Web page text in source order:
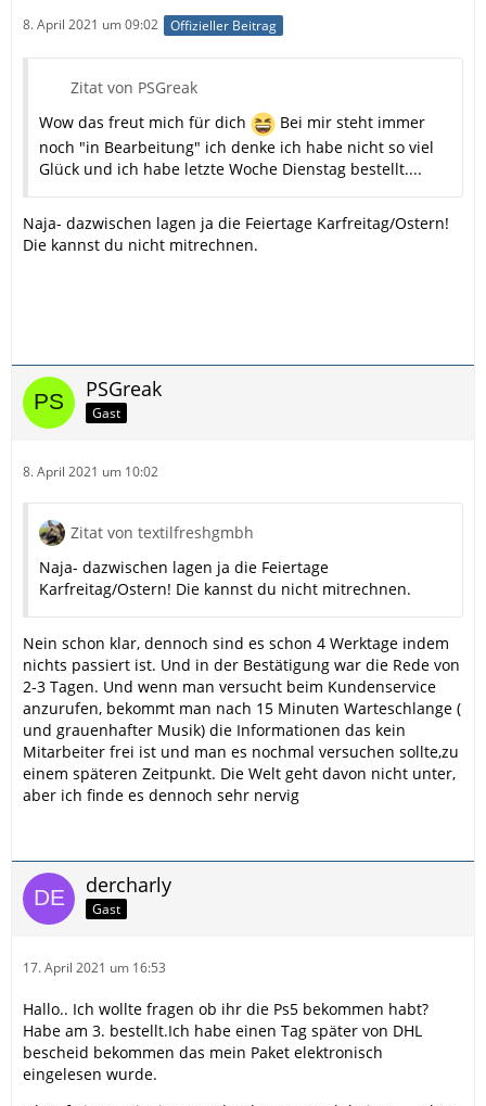
8. April 2021 um 09:02 Offizieller Beitrag
Zitat von PSGreak
Wow das freut mich für dich
Bei mir steht immer
noch "in Bearbeitung" ich denke ich habe nicht so viel
Glück und ich habe letzte Woche Dienstag bestellt....
Naja- dazwischen lagen ja die Feiertage Karfreitag/Ostern!
Die kannst du nicht mitrechnen.
PSGreak
Gast
8. April 2021 um 10:02
Zitat von textilfreshgmbh
Naja- dazwischen lagen ja die Feiertage
Karfreitag/Ostern! Die kannst du nicht mitrechnen.
Nein schon klar, dennoch sind es schon 4 Werktage indem
nichts passiert ist. Und in der Bestätigung war die Rede von
2-3 Tagen. Und wenn man versucht beim Kundenservice
anzurufen, bekommt man nach 15 Minuten Warteschlange (
und grauenhafter Musik) die Informationen das kein
Mitarbeiter frei ist und man es nochmal versuchen sollte,zu
einem späteren Zeitpunkt. Die Welt geht davon nicht unter,
aber ich finde es dennoch sehr nervig
dercharly
Gast
17. April 2021 um 16:53
Hallo.. Ich wollte fragen ob ihr die Ps5 bekommen habt?
Habe am 3. bestellt.Ich habe einen Tag später von DHL
bescheid bekommen das mein Paket elektronisch
eingelesen wurde.